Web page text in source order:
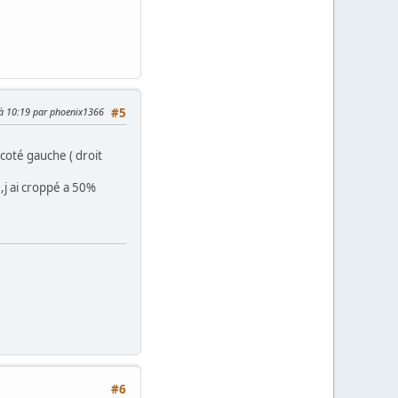
#5
10:19 par phoenix1366
gauche ( droit
ai croppé a 50%
#6